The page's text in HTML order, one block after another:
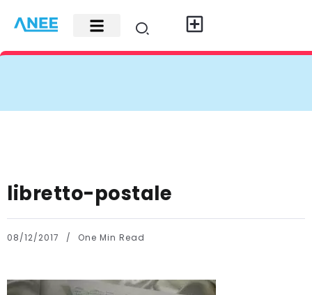
libretto-postale
08/12/2017 One Min Read